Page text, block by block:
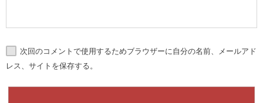
次回のコメントで使用するためブラウザーに自分の名前、メールアド
レス、サイトを保存する。